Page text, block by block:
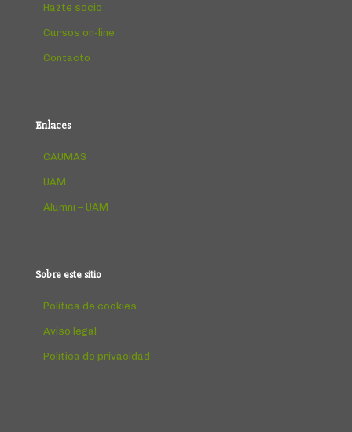
Hazte socio
Cursos on-line
Contacto
Enlaces
CAUMAS
UAM
Alumni – UAM
Sobre este sitio
Política de cookies
Aviso legal
Política de privacidad